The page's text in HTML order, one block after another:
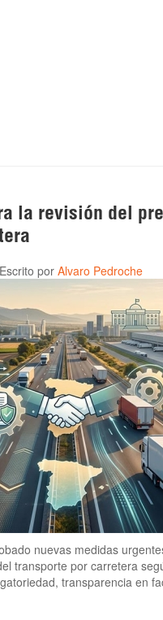
la revisión del
Escrito por Alvaro Pedroche
nuevas medidas
transporte por carretera
transparencia en